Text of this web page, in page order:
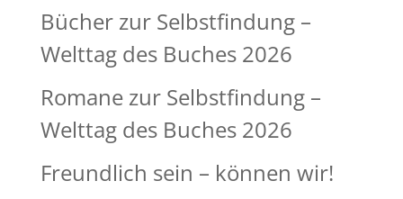
Bücher zur Selbstfindung –
Welttag des Buches 2026
Romane zur Selbstfindung –
Welttag des Buches 2026
Freundlich sein – können wir!